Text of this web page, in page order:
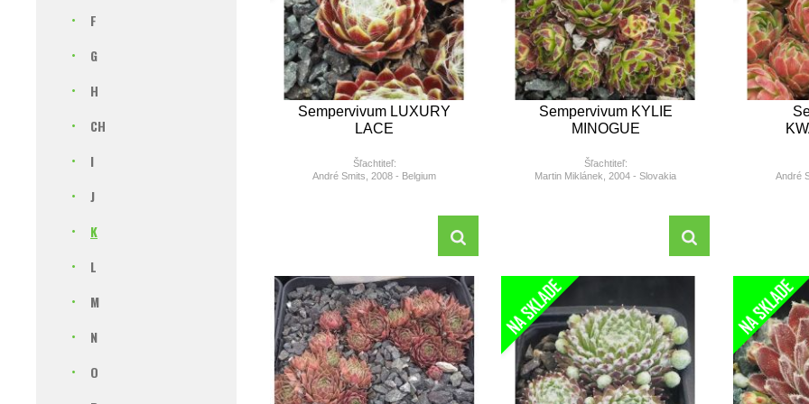
F
G
H
CH
I
J
K
L
M
N
O
Sempervivum LUXURY
LACE
Šľachtiteľ:
André Smits, 2008 - Belgium
Sempervivum KYLIE
MINOGUE
Šľachtiteľ:
Martin Miklánek, 2004 - Slovakia
André